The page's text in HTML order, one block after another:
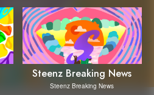
Steenz Breaking News
Steenz Breaking News